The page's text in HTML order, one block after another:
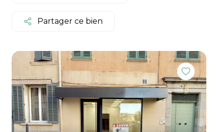
Locations
immo pro
Syndic
Gestion
Locations
de
vacances
Notre
Partager ce bien